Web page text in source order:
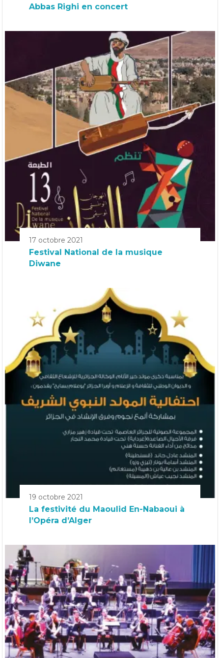
Abbas Righi en concert
17 octobre 2021
Festival National de la musique
Diwane
19 octobre 2021
La festivité du Maoulid En-Nabaoui à
l’Opéra d’Alger